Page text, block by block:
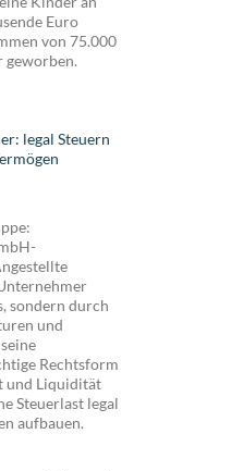
Euro
von 75.000
geworben.
legal Steuern
sondern durch
und
Rechtsform
und Liquidität
Steuerlast legal
aufbauen.